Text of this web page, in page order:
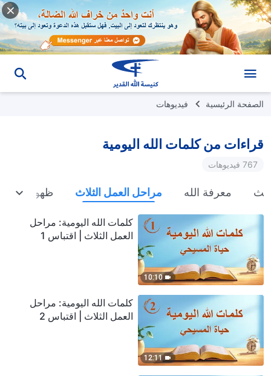
الصفحة الرئيسية فيديوهات
قراءات من كلمات الله اليومية
767 فيديوهات
معرفة الله مراحل العمل الثلاث ظهور الله
10:10
كلمات الله اليومية: مراحل
العمل الثلاث | اقتباس 1
12:11
كلمات الله اليومية: مراحل
العمل الثلاث | اقتباس 2